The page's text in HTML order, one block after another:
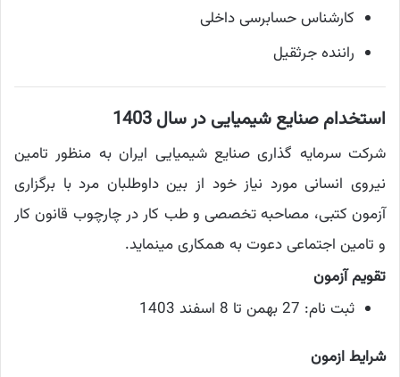
کارشناس حسابرسی داخلی
راننده جرثقیل
استخدام صنایع شیمیایی در سال 1403
شرکت سرمایه گذاری صنایع شیمیایی ایران به منظور تامین
نیروی انسانی مورد نیاز خود از بین داوطلبان مرد با برگزاری
آزمون کتبی، مصاحبه تخصصی و طب کار در چارچوب قانون کار
و تامین اجتماعی دعوت به همکاری مینماید.
تقویم آزمون
ثبت نام: 27 بهمن تا 8 اسفند 1403
شرایط ازمون